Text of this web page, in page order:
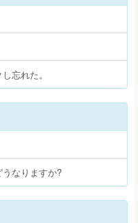
忘れた。
なりますか?